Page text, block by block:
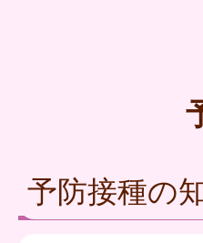
予防接種の